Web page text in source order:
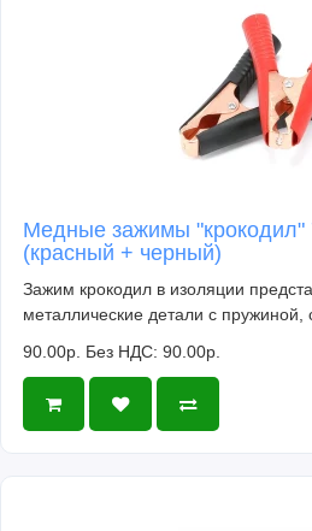
Медные зажимы
(красный + черный)
Зажим крокодил в изоляции
металлические детали с
90.00р. Без НДС: 90.00р.